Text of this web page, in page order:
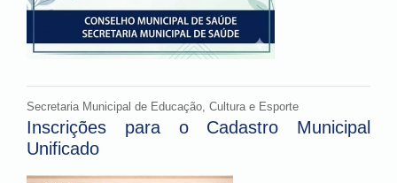
Secretaria Municipal de Educação, Cultura e Esporte
Inscrições para o Cadastro Municipal
Unificado